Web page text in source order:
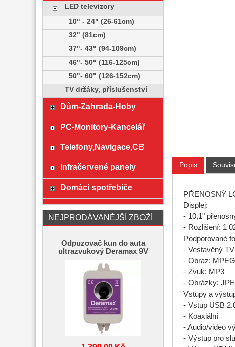
Popis
PŘENOSNÝ
Displej:
- 10,1"
- Rozlišení: 1
Podporované
- Vestavěný
- Obraz:
- Zvuk: MP3
- Obrázky:
Vstupy a
- Vstup USB
- Koaxiální
- Audio/video
- Výstup pro
LED televizory
10" - 24" (26-61cm)
32" (81cm)
37"- 43" (94-109cm)
46"- 50" (116-125cm)
50"- 60" (126-152cm)
TV držáky, příslušenství
Dům-Zahrada-Hoby
PC-Monitory-Kancelář
Telefony,Navigace,CB
Infračervené panely
Domácí spotřebiče
NEJPRODÁVANĚJŠÍ ZBOŽÍ
Odpuzovač kun do auta
ultrazvukový Deramax 9V